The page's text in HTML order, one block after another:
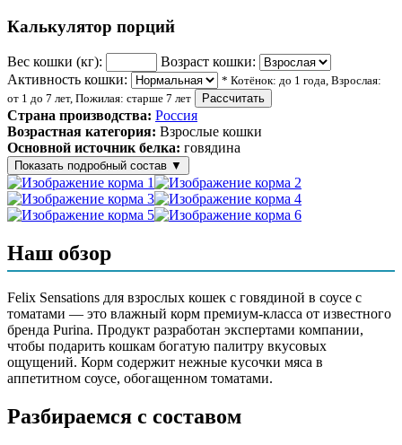
Калькулятор порций
Вес кошки (кг):
Возраст кошки:
Активность кошки:
* Котёнок: до 1 года, Взрослая:
от 1 до 7 лет, Пожилая: старше 7 лет
Рассчитать
Страна производства: Россия
Возрастная категория: Взрослые кошки
Основной источник белка: говядина
Показать подробный состав ▼
Состав корма
растительного белка, рыба и продукты ее переработки,
аминокислоты, томат, минеральные вещества, сахара,
Аналитический состав
белок: 12.5%, жир: 2.5%, клетчатка: 0.05%, зола: 2.5%, влага:
80%, омега-6 жирные кислоты: 0.4%
Дополнительные ингредиенты
Наш обзор
Felix Sensations для взрослых кошек с говядиной в соусе с
томатами — это влажный корм премиум-класса от известного
бренда Purina. Продукт разработан экспертами компании,
чтобы подарить кошкам богатую палитру вкусовых
ощущений. Корм содержит нежные кусочки мяса в
аппетитном соусе, обогащенном томатами.
Разбираемся с составом